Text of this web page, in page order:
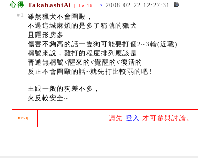
心得 TakahashiAi [ Lv.16 ]? 2008-02-22 12:27:31
#1
雖然獵犬不會圍毆，
不過這城麻煩的是多了稱號的獵犬
且隱形房多
傷害不夠高的話一隻狗可能要打個2~3輪(近戰)
稱號來說，難打的程度排列應該是
普通無稱號<醒來的<覺醒的<復活的
反正不會圍毆的話~就先打比較弱的吧!
王跟一般的狗差不多，
火反較安全~
msg. 請先 登入 才可參與討論。